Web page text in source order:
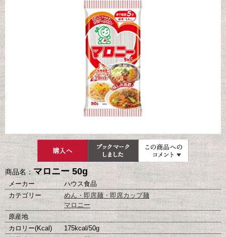
商品名：マロニー 50g
メーカー
ハウス食品
カテゴリー
めん・即席麺・即席カップ麺
マロニー
原産地
カロリー(Kcal)
175kcal/50g